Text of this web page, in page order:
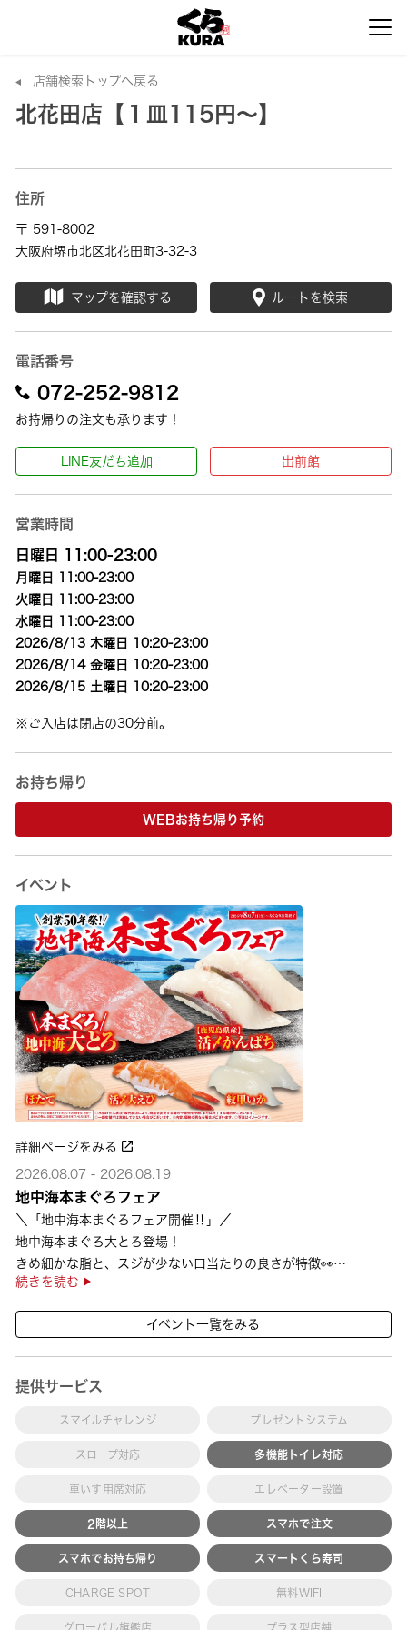
店舗検索トップへ戻る
北花田店【１皿115円～】
住所
〒 591-8002
大阪府堺市北区北花田町3-32-3
マップを確認する ルートを検索
電話番号
072-252-9812
お持帰りの注文も承ります！
LINE友だち追加 出前館
営業時間
日曜日 11:00-23:00
月曜日 11:00-23:00
火曜日 11:00-23:00
水曜日 11:00-23:00
2026/8/13 木曜日 10:20-23:00
2026/8/14 金曜日 10:20-23:00
2026/8/15 土曜日 10:20-23:00
※ご入店は閉店の30分前。
お持ち帰り
WEBお持ち帰り予約
イベント
詳細ページをみる
2026.08.07 - 2026.08.19
地中海本まぐろフェア
＼「地中海本まぐろフェア開催‼」／
地中海本まぐろ大とろ登場！
きめ細かな脂と、スジが少ない口当たりの良さが特徴👀
さらに、鹿児島で育った高級魚【鹿児島県産活〆かんぱち】など
続きを読む
イベント一覧をみる
提供サービス
スマイルチャレンジ プレゼントシステム
スロープ対応 多機能トイレ対応
車いす用席対応 エレベーター設置
2階以上 スマホで注文
スマホでお持ち帰り スマートくら寿司
CHARGE SPOT 無料WIFI
グローバル旗艦店 プラス型店舗